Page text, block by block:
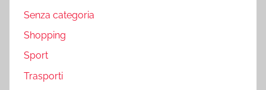
Senza categoria
Shopping
Sport
Trasporti